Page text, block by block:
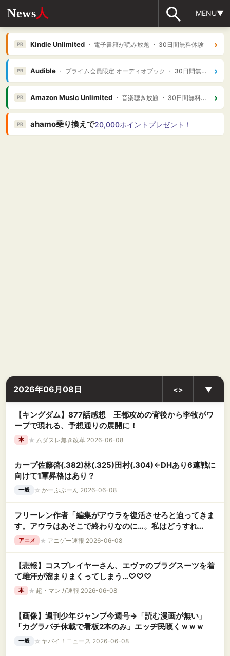
News人 MENU▼
PR Kindle Unlimited・ 電子書籍が読み放題 ・ 30日間無料体験 ›
PR Audible・ プライム会員限定 オーディオブック ・ 30日間無料体験 ›
PR Amazon Music Unlimited・ 音楽聴き放題 ・ 30日間無料体験 ›
PR ahamo乗り換えで20,000ポイントプレゼント！
2026年06月08日 <> ▼
【キングダム】877話感想 王都攻めの背後から李牧がワ
ープで現れる、予想通りの展開に！
本 ★ ムダスレ無き改革 2026-06-08
カープ佐藤啓(.382)林(.325)田村(.304)←DHあり6連戦に
向けて1軍昇格はあり？
一般 ☆ かーぷぶーん 2026-06-08
フリーレン作者「編集がアウラを復活させろと迫ってきま
す。アウラはあそこで終わりなのに…。私はどうすれ
ば…」
アニメ ★ アニゲー速報 2026-06-08
【悲報】コスプレイヤーさん、エヴァのプラグスーツを着
て雌汗が溜まりまくってしまう…♡♡♡
本 ★ 超・マンガ速報 2026-06-08
【画像】週刊少年ジャンプ今週号→「読む漫画が無い」
「カグラバチ休載で看板2本のみ」エッヂ民嘆くｗｗｗ
一般 ☆ ヤバイ！ニュース 2026-06-08